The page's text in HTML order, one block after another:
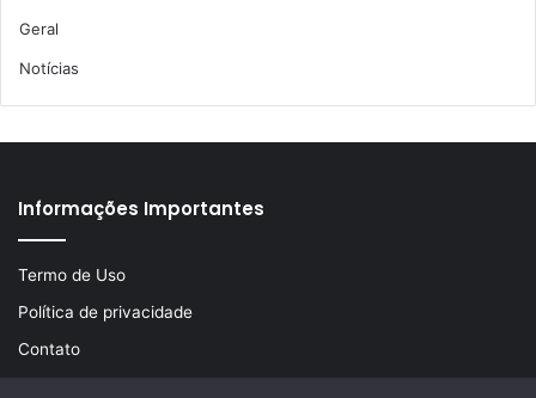
Geral
Notícias
Informações Importantes
Termo de Uso
Política de privacidade
Contato